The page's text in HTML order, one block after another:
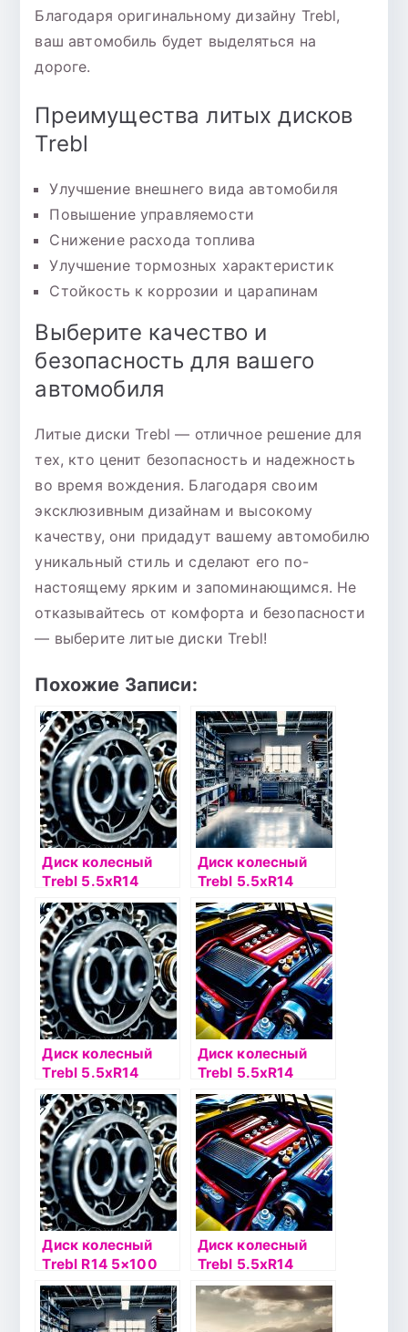
Благодаря оригинальному дизайну Trebl,
ваш автомобиль будет выделяться на
дороге.
Преимущества литых дисков
Trebl
Улучшение внешнего вида автомобиля
Повышение управляемости
Снижение расхода топлива
Улучшение тормозных характеристик
Стойкость к коррозии и царапинам
Выберите качество и
безопасность для вашего
автомобиля
Литые диски Trebl — отличное решение для
тех, кто ценит безопасность и надежность
во время вождения. Благодаря своим
эксклюзивным дизайнам и высокому
качеству, они придадут вашему автомобилю
уникальный стиль и сделают его по-
настоящему ярким и запоминающимся. Не
отказывайтесь от комфорта и безопасности
— выберите литые диски Trebl!
Похожие Записи:
Диск колесный
Trebl 5.5хR14
4х100 ЕТ45
DIA56.6 черный
Диск колесный
Trebl 5.5хR14
4х100 ЕТ43
DIA60.1 черный
Диск колесный
Trebl 5.5хR14
4х100 ЕТ45
DIA54.1
серебристый
Диск колесный
Trebl 5.5хR14
4х100 ЕТ43
DIA60.1
серебристый
Диск колесный
Trebl R14 5×100
35/57,1 черный
Диск колесный
Trebl 5.5хR14
4х100 ЕТ46
DIA54.1
серебристый